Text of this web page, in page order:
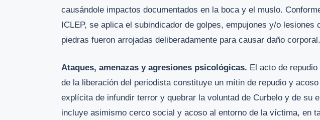
causándole impactos documentados en la boca y el muslo.
ICLEP, se aplica el subindicador de golpes, empujones y/o lesiones
piedras fueron arrojadas deliberadamente para causar daño corporal.
Ataques, amenazas y agresiones psicológicas. El acto de
de la liberación del periodista constituye un mítin de repudio y
explícita de infundir terror y quebrar la voluntad de Curbelo y de su
incluye asimismo cerco social y acoso al entorno de la víctima, en